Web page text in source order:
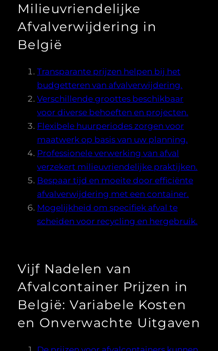
Milieuvriendelijke
Afvalverwijdering in
België
Transparante prijzen helpen bij het
budgetteren van afvalverwijdering.
Verschillende groottes beschikbaar
voor diverse behoeften en projecten.
Flexibele huurperiodes zorgen voor
maatwerk op basis van uw planning.
Professionele verwerking van afval
verzekert milieuvriendelijke praktijken.
Bespaar tijd en moeite door efficiënte
afvalverwijdering met een container.
Mogelijkheid om specifiek afval te
scheiden voor recycling en hergebruik.
Vijf Nadelen van
Afvalcontainer Prijzen in
België: Variabele Kosten
en Onverwachte Uitgaven